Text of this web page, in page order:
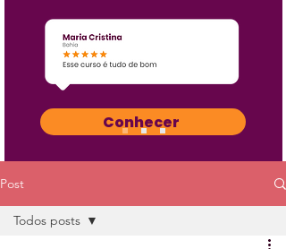
Conhecer
Post
Todos posts